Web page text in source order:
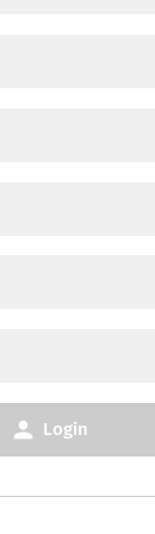
Login